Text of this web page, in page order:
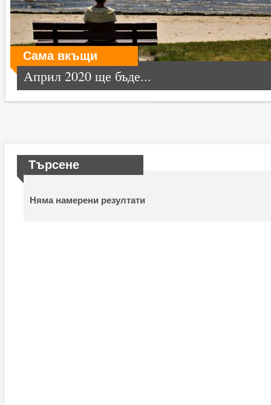
Сама вкъщи
Април 2020 ще бъде...
Търсене
Няма намерени резултати